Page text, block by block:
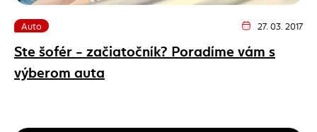
Auto Dátum vydania
27. 03. 2017
Ste šofér - začiatočník? Poradíme vám s
výberom auta